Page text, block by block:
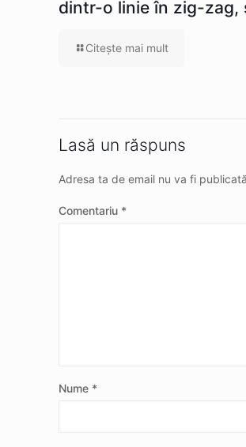
dintr-o linie în zig-zag,
Citeşte mai mult
Lasă un răspuns
Adresa ta de email nu va fi
Comentariu *
Nume *